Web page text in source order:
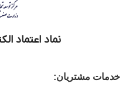
نماد اعتماد
خدمات مشتریان: